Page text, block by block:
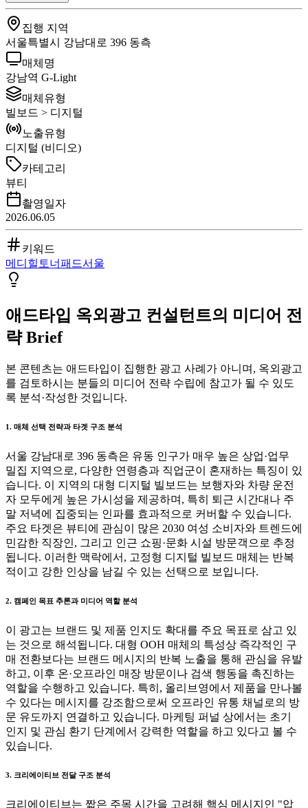
집행 지역
서울특별시 강남대로 396 동측
매체명
강남역 G-Light
매체유형
빌보드 > 디지털
노출유형
디지털 (비디오)
카테고리
뷰티
촬영일자
2026.06.05
키워드
메디힐 토너패드서울
애드타입 옥외광고 컨설턴트의 미디어 전
략 Brief
본 콘텐츠는 애드타입이 집행한 광고 사례가 아니며, 옥외광고
를 검토하시는 분들의 미디어 전략 수립에 참고가 될 수 있도
록 분석·작성한 것입니다.
1. 매체 선택 전략과 타겟 구조 분석
서울 강남대로 396 동측은 유동 인구가 매우 높은 상업·업무
밀집 지역으로, 다양한 연령층과 직업군이 혼재하는 특징이 있
습니다. 이 지역의 대형 디지털 빌보드는 보행자와 차량 운전
자 모두에게 높은 가시성을 제공하며, 특히 퇴근 시간대나 주
말 저녁에 집중되는 인파를 효과적으로 커버할 수 있습니다.
주요 타겟은 뷰티에 관심이 많은 2030 여성 소비자와 트렌드에
민감한 직장인, 그리고 인근 쇼핑·문화 시설 방문객으로 추정
됩니다. 이러한 맥락에서, 고정형 디지털 빌보드 매체는 반복
적이고 강한 인상을 남길 수 있는 선택으로 보입니다.
2. 캠페인 목표 추론과 미디어 역할 분석
이 광고는 브랜드 및 제품 인지도 확대를 주요 목표로 삼고 있
는 것으로 해석됩니다. 대형 OOH 매체의 특성상 즉각적인 구
매 전환보다는 브랜드 메시지의 반복 노출을 통해 관심을 유발
하고, 이후 온·오프라인 매장 방문이나 검색 행동을 촉진하는
역할을 수행하고 있습니다. 특히, 올리브영에서 제품을 만나볼
수 있다는 메시지를 강조함으로써 오프라인 유통 채널로의 방
문 유도까지 연결하고 있습니다. 마케팅 퍼널 상에서는 초기
인지 및 관심 환기 단계에서 강력한 역할을 하고 있다고 볼 수
있습니다.
3. 크리에이티브 전달 구조 분석
크리에이티브는 짧은 주목 시간을 고려해 핵심 메시지인 "압